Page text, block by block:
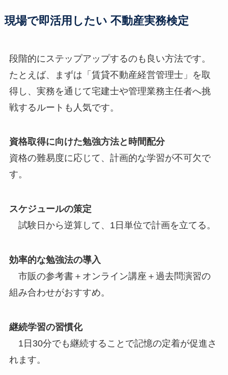
現場で即活用したい 不動産実務検定
段階的にステップアップするのも良い方法です。
たとえば、まずは「賃貸不動産経営管理士」を取
得し、実務を通じて宅建士や管理業務主任者へ挑
戦するルートも人気です。
資格取得に向けた勉強方法と時間配分
資格の難易度に応じて、計画的な学習が不可欠で
す。
スケジュールの策定
試験日から逆算して、1日単位で計画を立てる。
効率的な勉強法の導入
市販の参考書＋オンライン講座＋過去問演習の
組み合わせがおすすめ。
継続学習の習慣化
1日30分でも継続することで記憶の定着が促進さ
れます。